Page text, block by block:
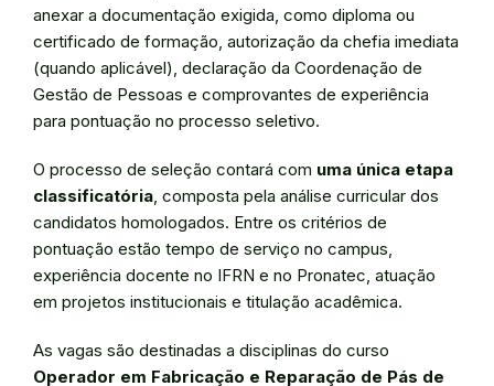
anexar a documentação exigida, como diploma ou
certificado de formação, autorização da chefia imediata
(quando aplicável), declaração da Coordenação de
Gestão de Pessoas e comprovantes de experiência
para pontuação no processo seletivo.
O processo de seleção contará com uma única etapa
classificatória, composta pela análise curricular dos
candidatos homologados. Entre os critérios de
pontuação estão tempo de serviço no campus,
experiência docente no IFRN e no Pronatec, atuação
em projetos institucionais e titulação acadêmica.
As vagas são destinadas a disciplinas do curso
Operador em Fabricação e Reparação de Pás de